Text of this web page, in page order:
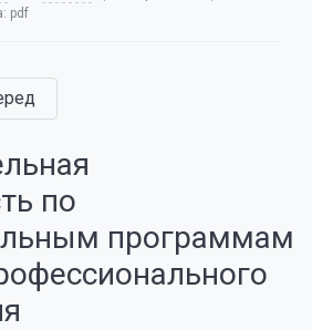
pdf
по
программам